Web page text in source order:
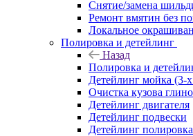
Снятие/замена
Ремонт вмятин без
Локальное
Полировка и детейлинг
Назад
Полировка и
Детейлинг мойка (3-
Очистка кузова
Детейлинг двигателя
Детейлинг подвески
Детейлинг